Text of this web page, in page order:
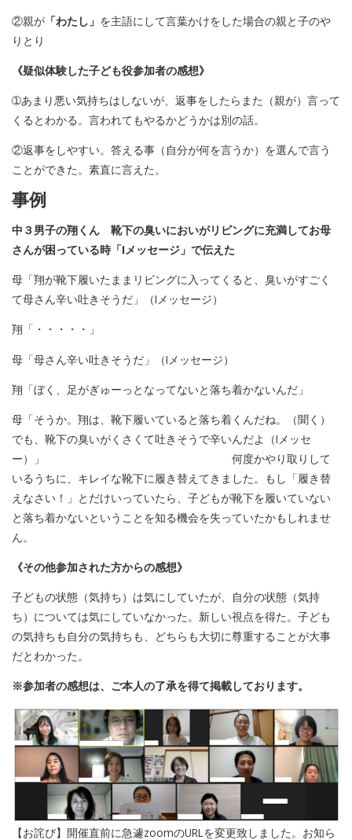
②親が 「わたし」 を主語にして言葉かけをした場合の親と子のや
りとり
《疑似体験した子ども役参加者の感想》
➀あまり悪い気持ちはしないが、返事をしたらまた（親が）言って
くるとわかる。言われてもやるかどうかは別の話。
②返事をしやすい。答える事（自分が何を言うか）を選んで言う
ことができた。素直に言えた。
事例
中３男子の翔くん 靴下の臭いにおいがリビングに充満してお母
さんが困っている時「Iメッセージ」で伝えた
母「翔が靴下履いたままリビングに入ってくると、臭いがすごく
て母さん辛い吐きそうだ」（Iメッセージ）
翔「・・・・・」
母「母さん辛い吐きそうだ」（Iメッセージ）
翔「ぼく、足がぎゅーっとなってないと落ち着かないんだ」
母「そうか。翔は、靴下履いていると落ち着くんだね。（聞く）
でも、靴下の臭いがくさくて吐きそうで辛いんだよ（Iメッセ
ー）」 何度かやり取りして
いるうちに、キレイな靴下に履き替えてきました。もし「履き替
えなさい！」とだけいっていたら、子どもが靴下を履いていない
と落ち着かないということを知る機会を失っていたかもしれませ
ん。
《その他参加された方からの感想》
子どもの状態（気持ち）は気にしていたが、自分の状態（気持
ち）については気にしていなかった。新しい視点を得た。子ども
の気持ちも自分の気持ちも、どちらも大切に尊重することが大事
だとわかった。
※参加者の感想は、ご本人の了承を得て掲載しております。
【お詫び】開催直前に急遽zoomのURLを変更致しました。お知ら